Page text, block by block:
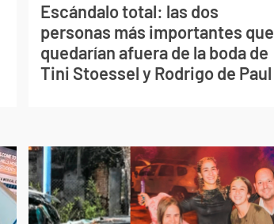
Escándalo total: las dos
personas más importantes que
quedarían afuera de la boda de
Tini Stoessel y Rodrigo de Paul